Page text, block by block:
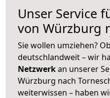
Unser Service
von Würzburg
Sie wollen umziehen?
deutschlandweit – wir
Netzwerkan unserer
Würzburg nach
weiterwissen – haben